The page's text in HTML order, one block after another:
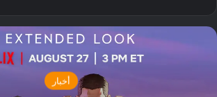
أخبار